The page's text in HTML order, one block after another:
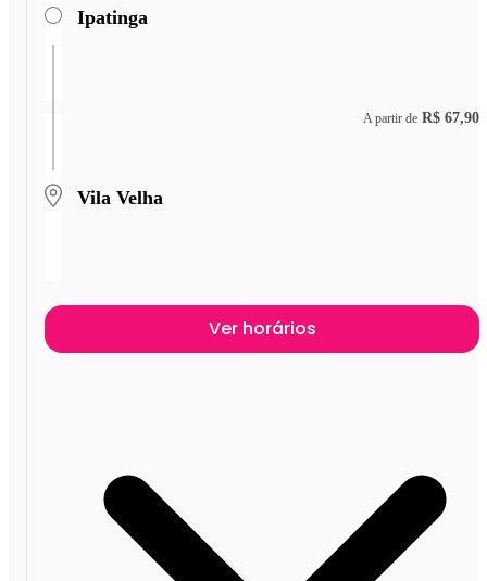
Ipatinga
Vila Velha
A partir de R$ 67,90
Ver horários